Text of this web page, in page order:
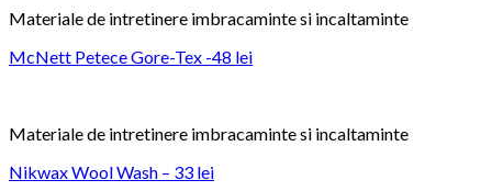
Materiale de intretinere imbracaminte si incaltaminte
McNett Petece Gore-Tex -48 lei
Materiale de intretinere imbracaminte si incaltaminte
Nikwax Wool Wash – 33 lei